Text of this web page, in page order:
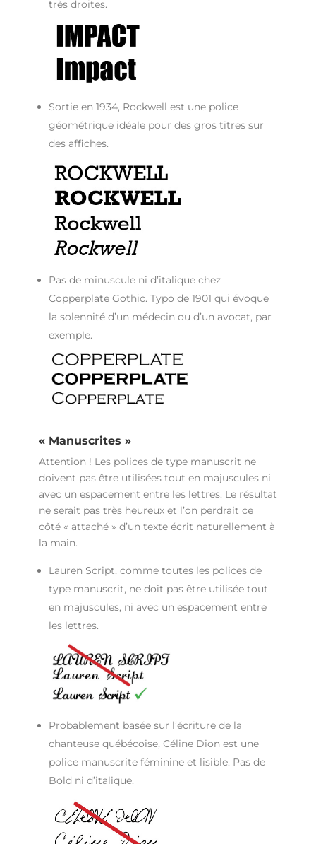
très droites.
Sortie en 1934, Rockwell est une police
géométrique idéale pour des gros titres sur
des affiches.
Pas de minuscule ni d’italique chez
Copperplate Gothic. Typo de 1901 qui évoque
la solennité d’un médecin ou d’un avocat, par
exemple.
« Manuscrites »
Attention ! Les polices de type manuscrit ne
doivent pas être utilisées tout en majuscules ni
avec un espacement entre les lettres. Le résultat
ne serait pas très heureux et l’on perdrait ce
côté « attaché » d’un texte écrit naturellement à
la main.
Lauren Script, comme toutes les polices de
type manuscrit, ne doit pas être utilisée tout
en majuscules, ni avec un espacement entre
les lettres.
Probablement basée sur l’écriture de la
chanteuse québécoise, Céline Dion est une
police manuscrite féminine et lisible. Pas de
Bold ni d’italique.